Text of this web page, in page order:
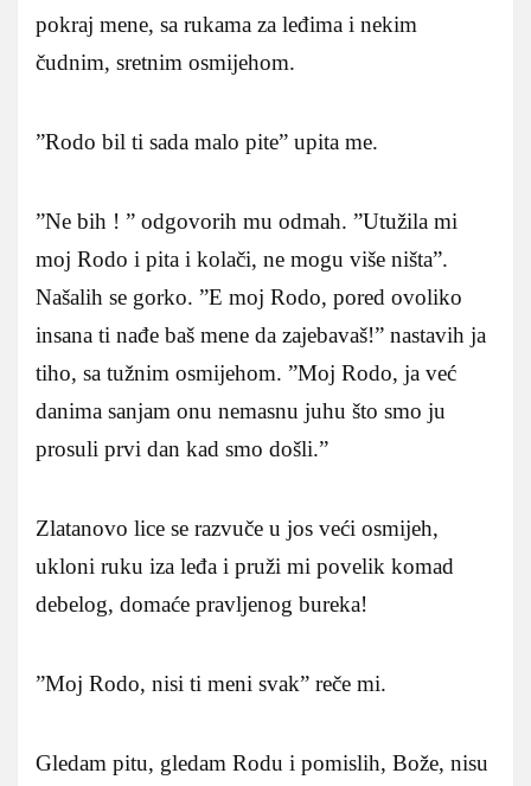
pokraj mene, sa rukama za leđima i nekim
čudnim, sretnim osmijehom.
”Rodo bil ti sada malo pite” upita me.
”Ne bih ! ” odgovorih mu odmah. ”Utužila mi
moj Rodo i pita i kolači, ne mogu više ništa”.
Našalih se gorko. ”E moj Rodo, pored ovoliko
insana ti nađe baš mene da zajebavaš!” nastavih ja
tiho, sa tužnim osmijehom. ”Moj Rodo, ja već
danima sanjam onu nemasnu juhu što smo ju
prosuli prvi dan kad smo došli.”
Zlatanovo lice se razvuče u jos veći osmijeh,
ukloni ruku iza leđa i pruži mi povelik komad
debelog, domaće pravljenog bureka!
”Moj Rodo, nisi ti meni svak” reče mi.
Gledam pitu, gledam Rodu i pomislih, Bože, nisu